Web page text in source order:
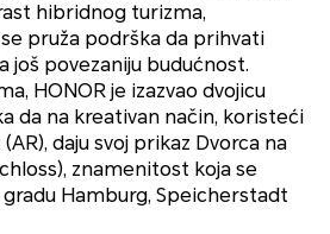
hibridnog turizma,
pruža podrška da prihvati
još povezaniju budućnost.
HONOR je izazvao dvojicu
da na kreativan način, koristeći
daju svoj prikaz Dvorca na
znamenitost koja se
Hamburg, Speicherstadt